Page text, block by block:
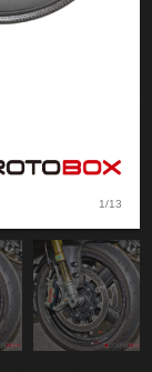
1/13